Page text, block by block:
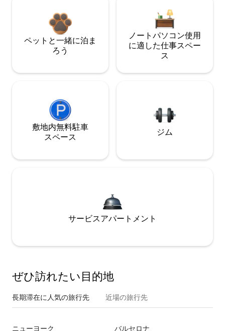
ペットと一緒に泊ま
ろう
ノートパソコン使用
に適した仕事スペー
ス
敷地内無料駐⁠車
ス⁠ペ⁠ー⁠ス
ジム
サービスアパートメント
ぜひ訪⁠れ⁠た⁠い目⁠的⁠地
長期滞在に人気の旅行先 近場の旅行先
ニューヨーク
バルセロナ